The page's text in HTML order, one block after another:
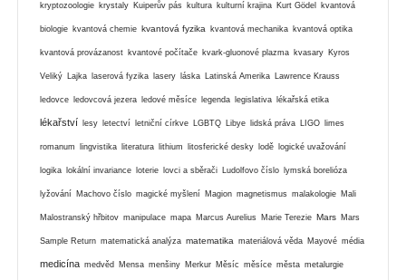
kryptozoologie krystaly Kuiperův pás kultura kulturní krajina Kurt Gödel kvantová
biologie kvantová chemie kvantová fyzika kvantová mechanika kvantová optika
kvantová provázanost kvantové počítače kvark-gluonové plazma kvasary Kyros
Veliký Lajka laserová fyzika lasery láska Latinská Amerika Lawrence Krauss
ledovce ledovcová jezera ledové měsíce legenda legislativa lékařská etika
lékařství lesy letectví letniční církve LGBTQ Libye lidská práva LIGO limes
romanum lingvistika literatura lithium litosferické desky lodě logické uvažování
logika lokální invariance loterie lovci a sběrači Ludolfovo číslo lymská borelióza
lyžování Machovo číslo magické myšlení Magion magnetismus malakologie Mali
Malostranský hřbitov manipulace mapa Marcus Aurelius Marie Terezie Mars Mars
Sample Return matematická analýza matematika materiálová věda Mayové média
medicína medvěd Mensa menšiny Merkur Měsíc měsíce města metalurgie